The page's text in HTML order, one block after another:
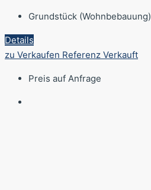
Grundstück (Wohnbebauung)
Details
zu Verkaufen Referenz Verkauft
Preis auf Anfrage